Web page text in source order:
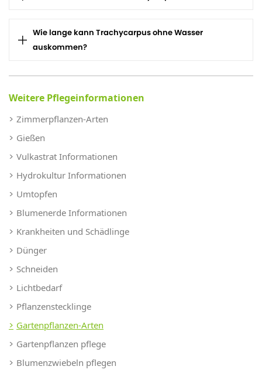
Wie lange kann Trachycarpus ohne Wasser
auskommen?
Weitere Pflegeinformationen
Zimmerpflanzen-Arten
Gießen
Vulkastrat Informationen
Hydrokultur Informationen
Umtopfen
Blumenerde Informationen
Krankheiten und Schädlinge
Dünger
Schneiden
Lichtbedarf
Pflanzenstecklinge
Gartenpflanzen-Arten
Gartenpflanzen pflege
Blumenzwiebeln pflegen